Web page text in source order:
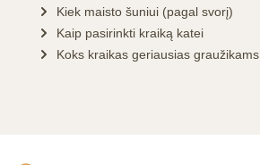
Kiek maisto šuniui (pagal svorį)
Kaip pasirinkti kraiką katei
Koks kraikas geriausias graužikams